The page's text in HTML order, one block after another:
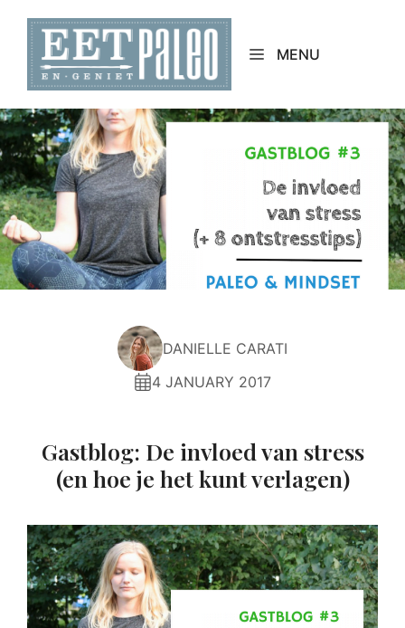
content
MENU
DANIELLE CARATI
4 JANUARY 2017
Gastblog: De invloed van stress
(en hoe je het kunt verlagen)